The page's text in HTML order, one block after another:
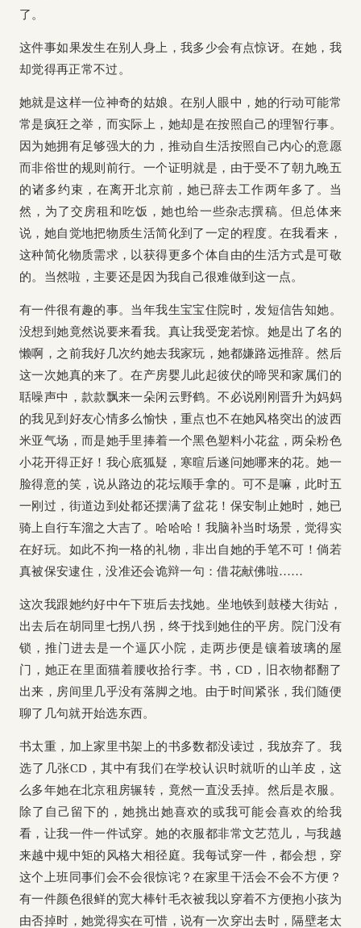
了。
这件事如果发生在别人身上，我多少会有点惊讶。在她，我
却觉得再正常不过。
她就是这样一位神奇的姑娘。在别人眼中，她的行动可能常
常是疯狂之举，而实际上，她却是在按照自己的理智行事。
因为她拥有足够强大的力，推动自生活按照自己内心的意愿
而非俗世的规则前行。一个证明就是，由于受不了朝九晚五
的诸多约束，在离开北京前，她已辞去工作两年多了。当
然，为了交房租和吃饭，她也给一些杂志撰稿。但总体来
说，她自觉地把物质生活简化到了一定的程度。在我看来，
这种简化物质需求，以获得更多个体自由的生活方式是可敬
的。当然啦，主要还是因为我自己很难做到这一点。
有一件很有趣的事。当年我生宝宝住院时，发短信告知她。
没想到她竟然说要来看我。真让我受宠若惊。她是出了名的
懒啊，之前我好几次约她去我家玩，她都嫌路远推辞。然后
这一次她真的来了。在产房婴儿此起彼伏的啼哭和家属们的
聒噪声中，款款飘来一朵闲云野鹤。不必说刚刚晋升为妈妈
的我见到好友心情多么愉快，重点也不在她风格突出的波西
米亚气场，而是她手里捧着一个黑色塑料小花盆，两朵粉色
小花开得正好！我心底狐疑，寒暄后遂问她哪来的花。她一
脸得意的笑，说从路边的花坛顺手拿的。可不是嘛，此时五
一刚过，街道边到处都还摆满了盆花！保安制止她时，她已
骑上自行车溜之大吉了。哈哈哈！我脑补当时场景，觉得实
在好玩。如此不拘一格的礼物，非出自她的手笔不可！倘若
真被保安逮住，没准还会诡辩一句：借花献佛啦……
这次我跟她约好中午下班后去找她。坐地铁到鼓楼大街站，
出去后在胡同里七拐八拐，终于找到她住的平房。院门没有
锁，推门进去是一个逼仄小院，走两步便是镶着玻璃的屋
门，她正在里面猫着腰收拾行李。书，CD，旧衣物都翻了
出来，房间里几乎没有落脚之地。由于时间紧张，我们随便
聊了几句就开始选东西。
书太重，加上家里书架上的书多数都没读过，我放弃了。我
选了几张CD，其中有我们在学校认识时就听的山羊皮，这
么多年她在北京租房辗转，竟然一直没丢掉。然后是衣服。
除了自己留下的，她挑出她喜欢的或我可能会喜欢的给我
看，让我一件一件试穿。她的衣服都非常文艺范儿，与我越
来越中规中矩的风格大相径庭。我每试穿一件，都会想，穿
这个上班同事们会不会很惊诧？在家里干活会不会不方便？
有一件颜色很鲜的宽大棒针毛衣被我以穿着不方便抱小孩为
由否掉时，她觉得实在可惜，说有一次穿出去时，隔壁老太